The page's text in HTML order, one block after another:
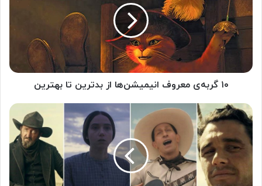
۱۰ گربه‌ی معروف انیمیشن‌ها از بدترین تا بهترین